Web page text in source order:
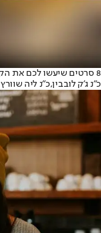
8 סרטים שיעשו לכם את הקיץ
כ״נ ג'ק לובבין,כ״נ ליה שוורץ